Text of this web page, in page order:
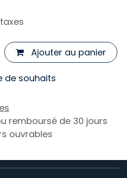
Ajouter au panier
de souhaits
remboursé de 30 jours
ouvrables